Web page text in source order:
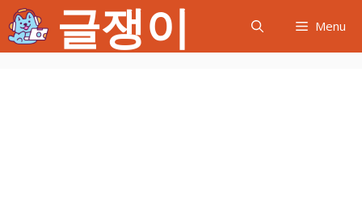
텐
츠
글쟁이 Menu